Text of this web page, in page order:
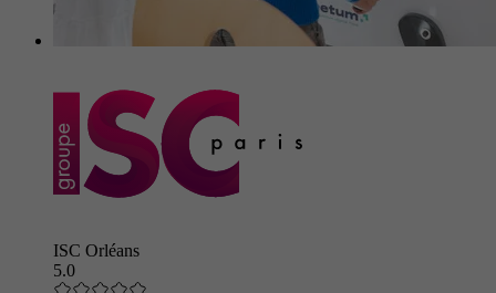
ISC Orléans
5.0